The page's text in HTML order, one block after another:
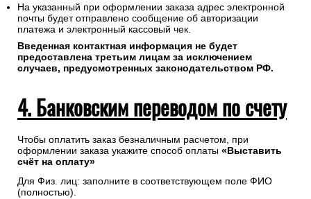
На указанный при оформлении заказа адрес электронной
почты будет отправлено сообщение об авторизации
платежа и электронный кассовый чек.
Введенная контактная информация не будет
предоставлена третьим лицам за исключением
случаев, предусмотренных законодательством РФ.
4. Банковским переводом по счету
Чтобы оплатить заказ безналичным расчетом, при
оформлении заказа укажите способ оплаты «Выставить
счёт на оплату»
Для Физ. лиц: заполните в соответствующем поле ФИО
(полностью).